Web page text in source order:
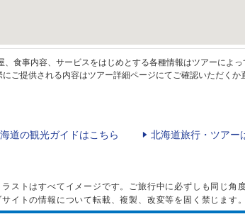
食事内容、サービスをはじめとする各種情報はツアーによっ
ご提供される内容はツアー詳細ページにてご確認いただく
道の観光ガイドはこちら 北海道旅行・ツアー
ストはすべてイメージです。ご旅行中に必ずしも同じ角
イトの情報について転載、複製、改変等を固く禁じます。